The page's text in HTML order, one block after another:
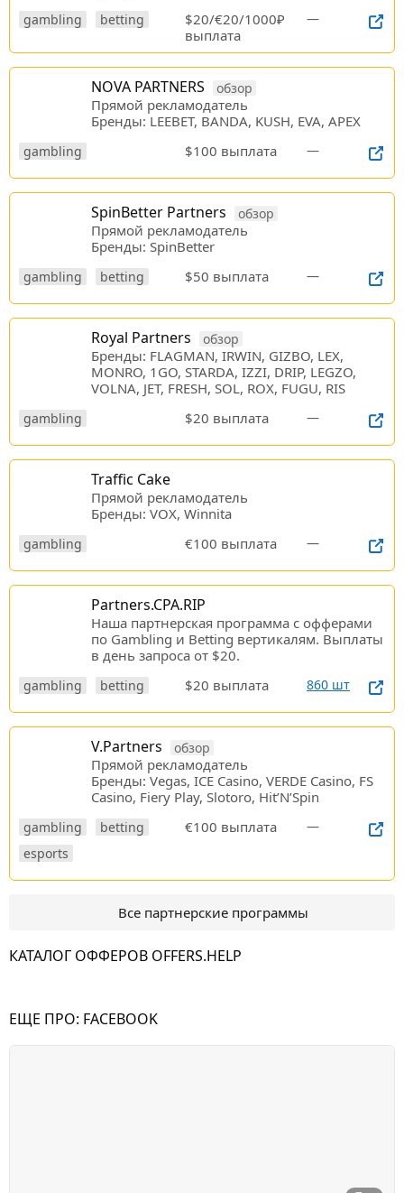
gambling betting
$20/€20/1000₽
выплата
—
NOVA PARTNERS обзор
Прямой рекламодатель
Бренды: LEEBET, BANDA, KUSH, EVA, APEX
gambling $100 выплата —
SpinBetter Partners обзор
Прямой рекламодатель
Бренды: SpinBetter
gambling betting $50 выплата —
Royal Partners обзор
Бренды: FLAGMAN, IRWIN, GIZBO, LEX,
MONRO, 1GO, STARDA, IZZI, DRIP, LEGZO,
VOLNA, JET, FRESH, SOL, ROX, FUGU, RIS
gambling $20 выплата —
Traffic Cake
Прямой рекламодатель
Бренды: VOX, Winnita
gambling €100 выплата —
Partners.CPA.RIP
Наша партнерская программа c офферами
по Gambling и Betting вертикалям. Выплаты
в день запроса от $20.
gambling betting $20 выплата 860 шт
V.Partners обзор
Прямой рекламодатель
Бренды: Vegas, ICE Casino, VERDE Casino, FS
Casino, Fiery Play, Slotoro, Hit’N’Spin
gambling
betting
esports
€100 выплата —
Все партнерские программы
КАТАЛОГ ОФФЕРОВ OFFERS.HELP
ЕЩЕ ПРО: FACEBOOK